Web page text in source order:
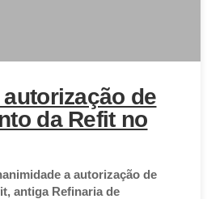
de
da Refit no
a autorização de
antiga Refinaria de